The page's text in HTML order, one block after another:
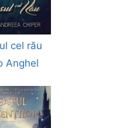
cel rău
Anghel